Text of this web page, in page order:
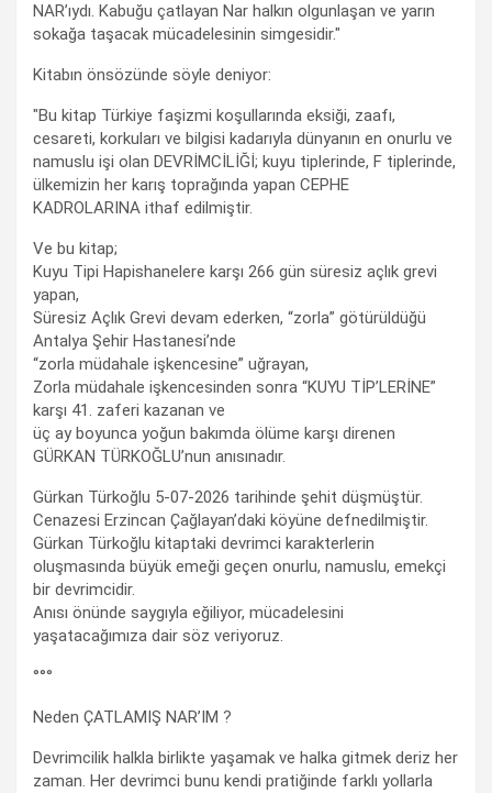
NAR’ıydı. Kabuğu çatlayan Nar halkın olgunlaşan ve yarın
sokağa taşacak mücadelesinin simgesidir."
Kitabın önsözünde söyle deniyor:
"Bu kitap Türkiye faşizmi koşullarında eksiği, zaafı,
cesareti, korkuları ve bilgisi kadarıyla dünyanın en onurlu ve
namuslu işi olan DEVRİMCİLİĞİ; kuyu tiplerinde, F tiplerinde,
ülkemizin her karış toprağında yapan CEPHE
KADROLARINA ithaf edilmiştir.
Ve bu kitap;
Kuyu Tipi Hapishanelere karşı 266 gün süresiz açlık grevi
yapan,
Süresiz Açlık Grevi devam ederken, “zorla” götürüldüğü
Antalya Şehir Hastanesi’nde
“zorla müdahale işkencesine” uğrayan,
Zorla müdahale işkencesinden sonra “KUYU TİP’LERİNE”
karşı 41. zaferi kazanan ve
üç ay boyunca yoğun bakımda ölüme karşı direnen
GÜRKAN TÜRKOĞLU’nun anısınadır.
Gürkan Türkoğlu 5-07-2026 tarihinde şehit düşmüştür.
Cenazesi Erzincan Çağlayan’daki köyüne defnedilmiştir.
Gürkan Türkoğlu kitaptaki devrimci karakterlerin
oluşmasında büyük emeği geçen onurlu, namuslu, emekçi
bir devrimcidir.
Anısı önünde saygıyla eğiliyor, mücadelesini
yaşatacağımıza dair söz veriyoruz.
°°°
Neden ÇATLAMIŞ NAR’IM ?
Devrimcilik halkla birlikte yaşamak ve halka gitmek deriz her
zaman. Her devrimci bunu kendi pratiğinde farklı yollarla